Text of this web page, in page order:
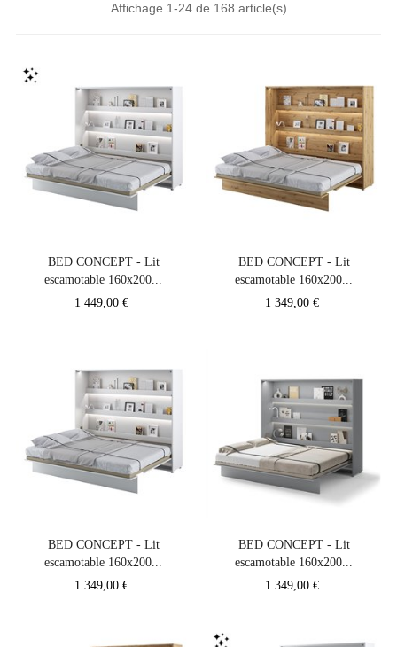
Affichage 1-24 de 168 article(s)
BED CONCEPT - Lit
escamotable 160x200...
Prix
1 449,00 €
BED CONCEPT - Lit
escamotable 160x200...
Prix
1 349,00 €
BED CONCEPT - Lit
escamotable 160x200...
Prix
1 349,00 €
BED CONCEPT - Lit
escamotable 160x200...
Prix
1 349,00 €